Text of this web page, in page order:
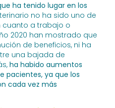
ha tenido lugar en los
no ha sido uno de
cuanto a trabajo o
2020 han mostrado que
de beneficios, ni ha
una bajada de
ha habido aumentos
pacientes, ya que los
cada vez más